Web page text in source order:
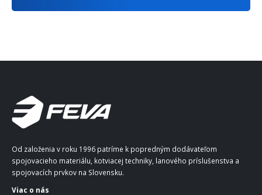
Od založenia v roku 1996 patríme k popredným dodávateľom
spojovacieho materiálu, kotviacej techniky, lanového príslušenstva a
spojovacích prvkov na Slovensku.
Viac o nás